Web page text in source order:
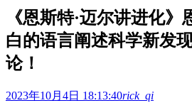
《恩斯特·迈尔讲进化
白的语言阐述科学新发
论！
2023年10月4日 18:13:40rick_qi